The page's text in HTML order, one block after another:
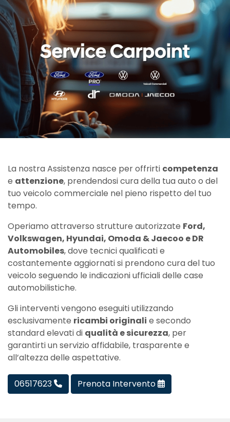
La nostra Assistenza nasce per offrirti competenza
e attenzione, prendendosi cura della tua auto o del
tuo veicolo commerciale nel pieno rispetto del tuo
tempo.
Operiamo attraverso strutture autorizzate Ford,
Volkswagen, Hyundai, Omoda & Jaecoo e DR
Automobiles, dove tecnici qualificati e
costantemente aggiornati si prendono cura del tuo
veicolo seguendo le indicazioni ufficiali delle case
automobilistiche.
Gli interventi vengono eseguiti utilizzando
esclusivamente ricambi originali e secondo
standard elevati di qualità e sicurezza, per
garantirti un servizio affidabile, trasparente e
all’altezza delle aspettative.
06517623 Prenota Intervento